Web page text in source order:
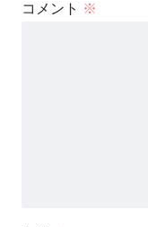
コメント ※